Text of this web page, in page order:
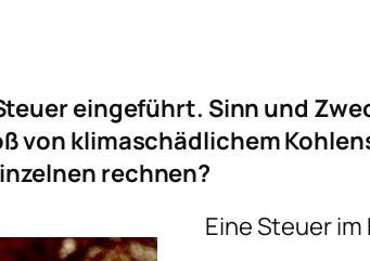
eingeführt. Sinn und
von klimaschädlichem
rechnen?
Eine Steuer